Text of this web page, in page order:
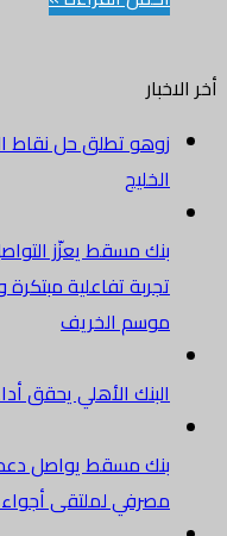
أخر الاخبار
الخليج
بنك مسقط يعزّز
تجربة تفاعلية
موسم الخريف
البنك الأهلي يحقق
بنك مسقط يواصل دعم
مصرفي لملتقى أجواء